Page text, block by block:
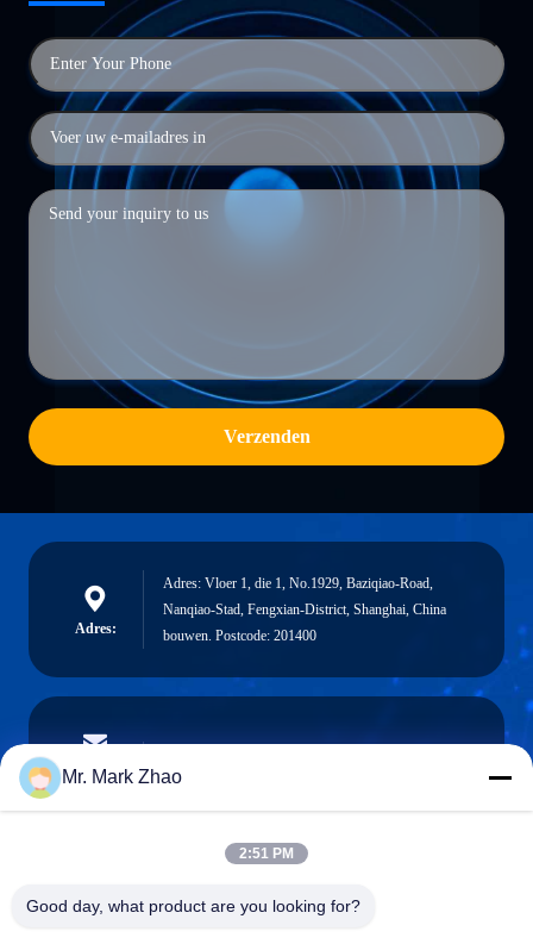
Verzenden
Adres:
Adres: Vloer 1, die 1, No.1929, Baziqiao-Road,
Nanqiao-Stad, Fengxian-District, Shanghai, China
bouwen. Postcode: 201400
E-mail
Telefoon:
Mr. Mark Zhao
2:51 PM
Good day, what product are you looking for?